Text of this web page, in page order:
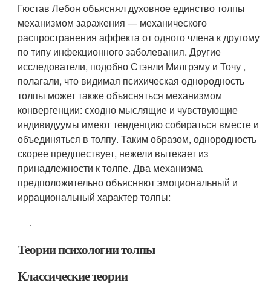
Гюстав Лебон объяснял духовное единство толпы
механизмом заражения — механического
распространения аффекта от одного члена к другому
по типу инфекционного заболевания. Другие
исследователи, подобно Стэнли Милгрэму и Точу ,
полагали, что видимая психическая однородность
толпы может также объясняться механизмом
конвергенции: сходно мыслящие и чувствующие
индивидуумы имеют тенденцию собираться вместе и
объединяться в толпу. Таким образом, однородность
скорее предшествует, нежели вытекает из
принадлежности к толпе. Два механизма
предположительно объясняют эмоциональный и
иррациональный характер толпы:
.
Теории психологии толпы
Классические теории